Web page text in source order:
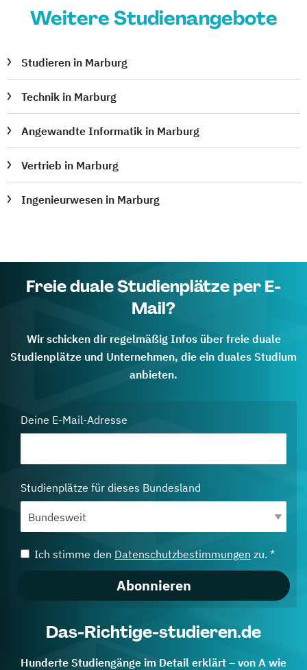
Weitere Studienangebote
Studieren in Marburg
Technik in Marburg
Angewandte Informatik in Marburg
Vertrieb in Marburg
Ingenieurwesen in Marburg
Freie duale Studienplätze per E-
Mail?
Wir schicken dir regelmäßig Infos über freie duale
Studienplätze und Unternehmen, die ein duales Studium
anbieten.
Deine E-Mail-Adresse
Studienplätze für dieses Bundesland
Ich stimme den Datenschutzbestimmungen zu. *
Abonnieren
Das-Richtige-studieren.de
Hunderte Studiengänge im Detail erklärt – von A wie